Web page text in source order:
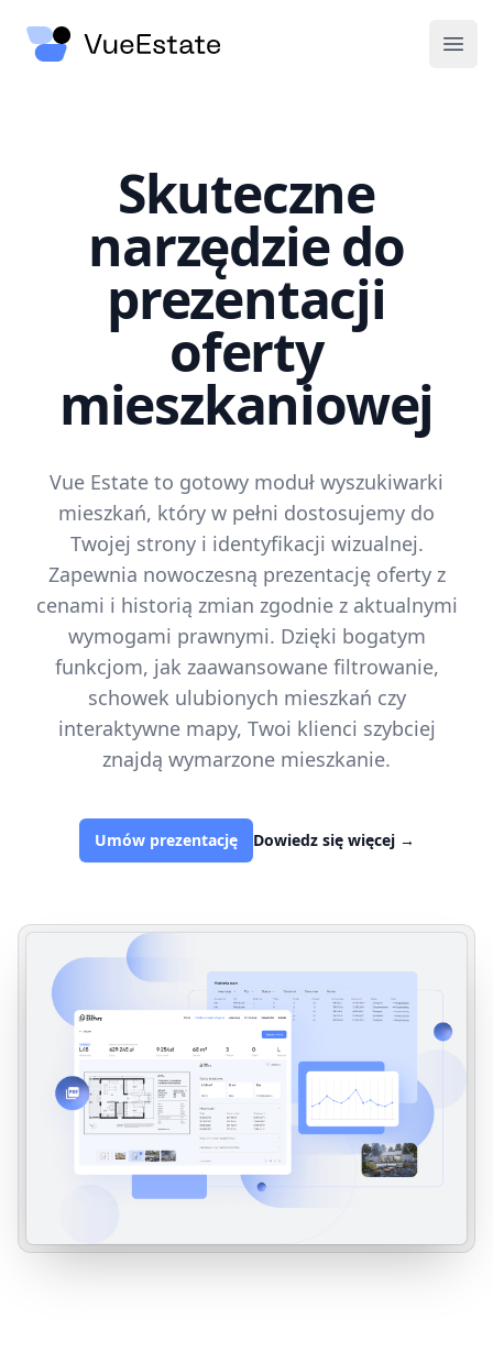
Vue Estate
Skuteczne
narzędzie do
prezentacji
oferty
mieszkaniowej
Vue Estate to gotowy moduł wyszukiwarki
mieszkań, który w pełni dostosujemy do
Twojej strony i identyfikacji wizualnej.
Zapewnia nowoczesną prezentację oferty z
cenami i historią zmian zgodnie z aktualnymi
wymogami prawnymi. Dzięki bogatym
funkcjom, jak zaawansowane filtrowanie,
schowek ulubionych mieszkań czy
interaktywne mapy, Twoi klienci szybciej
znajdą wymarzone mieszkanie.
Umów prezentację Dowiedz się więcej →